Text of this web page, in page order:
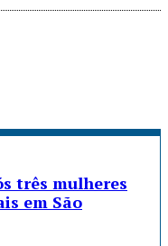
três mulheres
em São